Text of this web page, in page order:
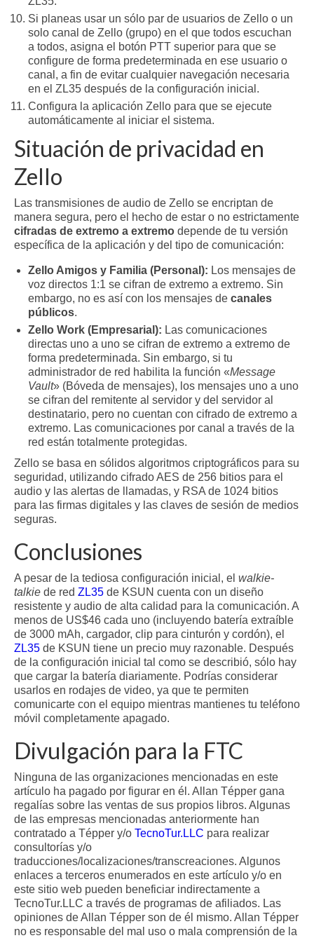
Si planeas usar un sólo par de usuarios de Zello o un
solo canal de Zello (grupo) en el que todos escuchan
a todos, asigna el botón PTT superior para que se
configure de forma predeterminada en ese usuario o
canal, a fin de evitar cualquier navegación necesaria
en el ZL35 después de la configuración inicial.
Configura la aplicación Zello para que se ejecute
automáticamente al iniciar el sistema.
Situación de privacidad en
Zello
Las transmisiones de audio de Zello se encriptan de
manera segura, pero el hecho de estar o no estrictamente
cifradas de extremo a extremo depende de tu versión
específica de la aplicación y del tipo de comunicación:
Zello Amigos y Familia (Personal): Los mensajes de
voz directos 1:1 se cifran de extremo a extremo. Sin
embargo, no es así con los mensajes de canales
públicos.
Zello Work (Empresarial): Las comunicaciones
directas uno a uno se cifran de extremo a extremo de
forma predeterminada. Sin embargo, si tu
administrador de red habilita la función «Message
Vault» (Bóveda de mensajes), los mensajes uno a uno
se cifran del remitente al servidor y del servidor al
destinatario, pero no cuentan con cifrado de extremo a
extremo. Las comunicaciones por canal a través de la
red están totalmente protegidas.
Zello se basa en sólidos algoritmos criptográficos para su
seguridad, utilizando cifrado AES de 256 bitios para el
audio y las alertas de llamadas, y RSA de 1024 bitios
para las firmas digitales y las claves de sesión de medios
seguras.
Conclusiones
A pesar de la tediosa configuración inicial, el walkie-
talkie de red ZL35 de KSUN cuenta con un diseño
resistente y audio de alta calidad para la comunicación. A
menos de US$46 cada uno (incluyendo batería extraíble
de 3000 mAh, cargador, clip para cinturón y cordón), el
ZL35 de KSUN tiene un precio muy razonable. Después
de la configuración inicial tal como se describió, sólo hay
que cargar la batería diariamente. Podrías considerar
usarlos en rodajes de video, ya que te permiten
comunicarte con el equipo mientras mantienes tu teléfono
móvil completamente apagado.
Divulgación para la FTC
Ninguna de las organizaciones mencionadas en este
artículo ha pagado por figurar en él. Allan Tépper gana
regalías sobre las ventas de sus propios libros. Algunas
de las empresas mencionadas anteriormente han
contratado a Tépper y/o TecnoTur.LLC para realizar
consultorías y/o
traducciones/localizaciones/transcreaciones. Algunos
enlaces a terceros enumerados en este artículo y/o en
este sitio web pueden beneficiar indirectamente a
TecnoTur.LLC a través de programas de afiliados. Las
opiniones de Allan Tépper son de él mismo. Allan Tépper
no es responsable del mal uso o mala comprensión de la